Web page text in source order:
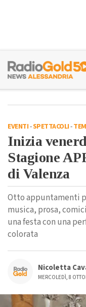
EVENTI-SPETTACOLI-
Inizia
Stagione
di Valenza
Otto appuntamenti
musica, prosa,
una festa con una
colorata
Nicoletta
MERCOLEDÌ, 8